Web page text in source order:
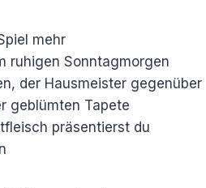
mehr
ruhigen Sonntagmorgen
der Hausmeister gegenüber
geblümten Tapete
präsentierst du